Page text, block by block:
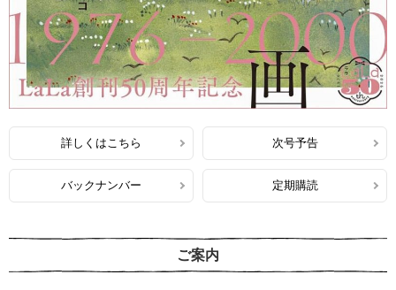
詳しくはこちら 次号予告
バックナンバー 定期購読
ご案内